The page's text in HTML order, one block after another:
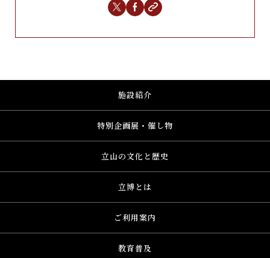
施設紹介
特別企画展・催し物
立山の文化と歴史
立博とは
ご利用案内
教育普及